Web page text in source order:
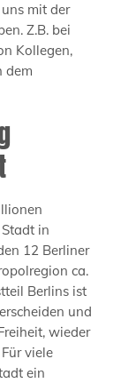
mit der
Z.B. bei
Kollegen,
dem
in
12 Berliner
ca.
Berlins ist
und
wieder
viele
ein